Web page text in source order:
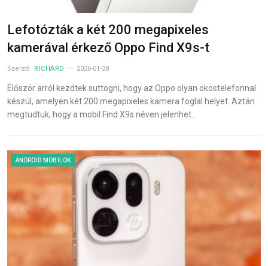
Lefotózták a két 200 megapixeles
kamerával érkező Oppo Find X9s-t
Szerző: RICHÁRD 2026-01-28
Először arról kezdtek suttogni, hogy az Oppo olyan okostelefonnal
készül, amelyen két 200 megapixeles kamera foglal helyet. Aztán
megtudtuk, hogy a mobil Find X9s néven jelenhet…
ANDROID MOBILOK